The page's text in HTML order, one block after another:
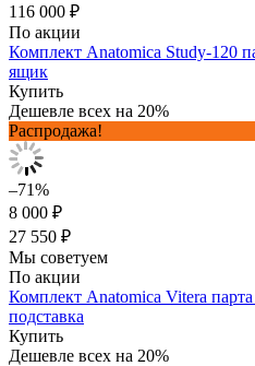
116 000 ₽
По акции
Комплект Anatomica Study-120
ящик
Купить
Дешевле всех на 20%
Распродажа!
–71%
8 000 ₽
27 550 ₽
Мы советуем
По акции
Комплект Anatomica Vitera
подставка
Купить
Дешевле всех на 20%